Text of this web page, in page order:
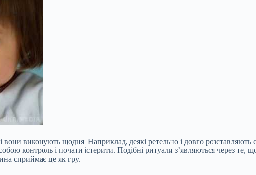
вони виконують щодня. Наприклад, деякі ретельно і довго
контроль і почати істерити. Подібні ритуали з’являються через те,
сприймає це як гру.